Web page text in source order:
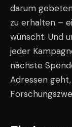
darum
zu erhalten –
wünscht. Und
jeder
nächste
Adressen